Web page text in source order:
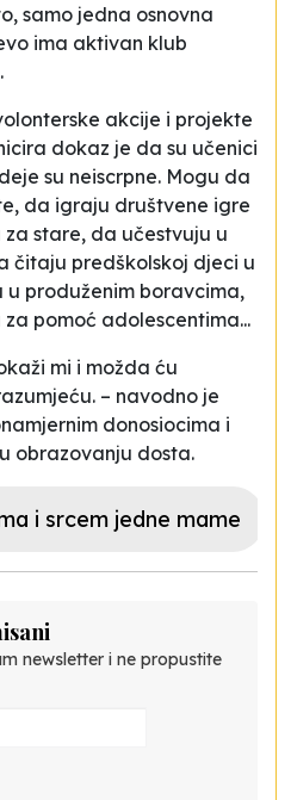
samo jedna osnovna
ima aktivan klub
akcije i projekte
dokaz je da su učenici
su neiscrpne. Mogu da
da igraju društvene igre
stare, da učestvuju u
čitaju predškolskoj djeci u
produženim boravcima,
pomoć adolescentima...
mi i možda ću
. – navodno je
donosiocima i
obrazovanju dosta.
i srcem jedne mame
newsletter i ne propustite